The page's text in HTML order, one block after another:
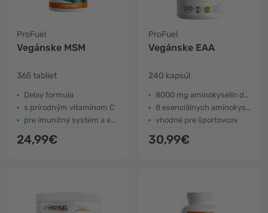
ProFuel
Vegánske MSM
365 tabliet
Delay formula
s prírodným vitamínom C
pre imunitný systém a energiu
24,99€
ProFuel
Vegánske EAA
240 kapsúl
8000 mg aminokyselín denne
8 esenciálnych aminokyselín
vhodné pre športovcov
30,99€